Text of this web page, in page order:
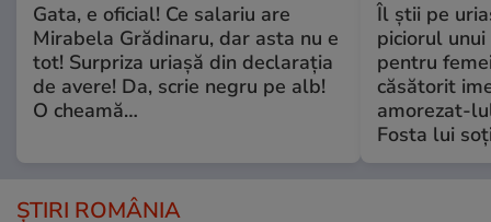
Gata, e oficial! Ce salariu are
Mirabela Grădinaru, dar asta nu e
tot! Surpriza uriașă din declarația
de avere! Da, scrie negru pe alb!
O cheamă…
Îl știi pe
piciorul
pentru
căsătorit
amorezat-
Fosta lui
ȘTIRI ROMÂNIA